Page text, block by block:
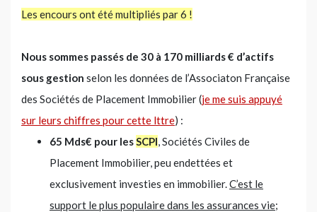
Les encours ont été multipliés par 6 !
Nous sommes passés de 30 à 170 milliards € d’actifs
sous gestion selon les données de l’Associaton Française
des Sociétés de Placement Immobilier (je me suis appuyé
sur leurs chiffres pour cette lttre) :
65 Mds€ pour lesSCPI, Sociétés Civiles de
Placement Immobilier, peu endettées et
exclusivement investies en immobilier.C’est le
support le plus populaire dans les assurances vie;